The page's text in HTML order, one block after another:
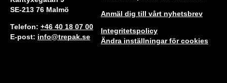
SE-213 76 Malmö
Telefon: +46 40 18 07 00
E-post: info@trepak.se
Anmäl dig till vårt nyhetsbrev
Integritetspolicy
Ändra inställningar för cookies